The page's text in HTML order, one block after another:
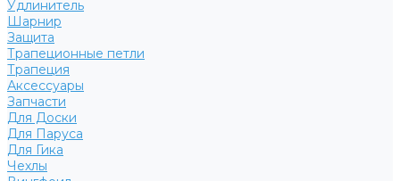
Удлинитель
Шарнир
Защита
Трапеционные петли
Трапеция
Аксессуары
Запчасти
Для Доски
Для Паруса
Для Гика
Чехлы